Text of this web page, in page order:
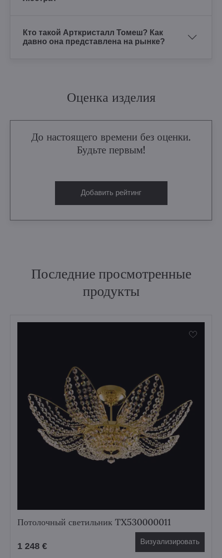
Кто такой Арткристалл Томеш? Как
давно она представлена на рынке?
Оценка изделия
До настоящего времени без оценки.
Будьте первым!
Добавить рейтинг
Последние просмотренные
продукты
Потолочный светильник TX530000011
1 248 € Визуализировать